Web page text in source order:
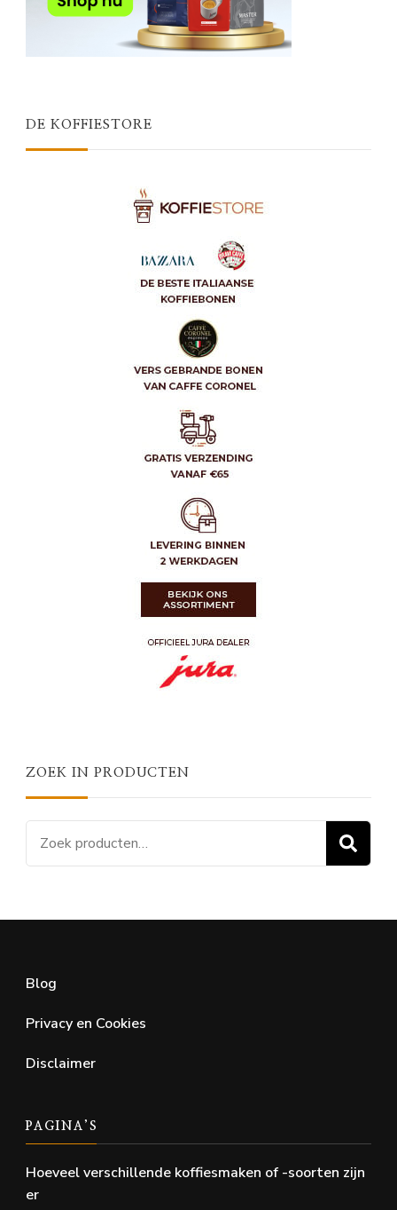
DE KOFFIESTORE
ZOEK IN PRODUCTEN
Zoeken
naar:
Blog
Privacy en Cookies
Disclaimer
PAGINA’S
Hoeveel verschillende koffiesmaken of -soorten zijn
er